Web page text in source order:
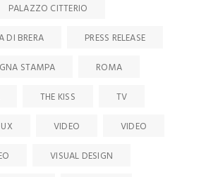
PALAZZO CITTERIO
DI BRERA
PRESS RELEASE
STAMPA
ROMA
THE KISS
TV
UX VIDEO
VIDEO
VISUAL DESIGN